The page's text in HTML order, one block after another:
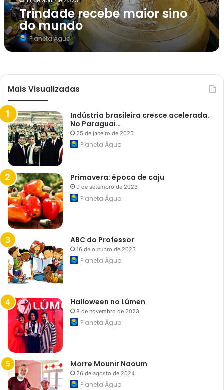
b
e
m
i
o
r
n
o
m
u
n
d
o
Trindade recebe maior sino
do mundo
Planeta Água
Mais Visualizadas
Indústria brasileira cresce acelerada.
No Paraguai…
25 de janeiro de 2025
Planeta Água
Primavera: época de caju
9 de setembro de 2023
Planeta Água
ABC do Professor
16 de outubro de 2023
Planeta Água
Halloween no Lúmen
8 de novembro de 2023
Planeta Água
Morre Mounir Naoum
26 de agosto de 2024
Planeta Água